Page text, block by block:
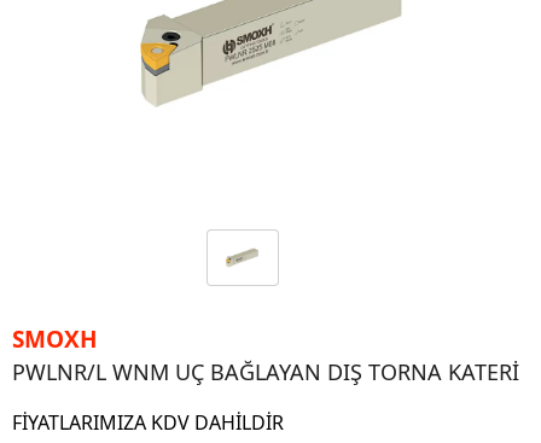
SMOXH
PWLNR/L WNM UÇ BAĞLAYAN DIŞ TORNA KATERİ
FİYATLARIMIZA KDV DAHİLDİR